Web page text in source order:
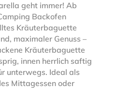
geht immer! Ab
Backofen
Kräuterbaguette
maximaler Genuss –
Kräuterbaguette
innen herrlich saftig
unterwegs. Ideal als
Mittagessen oder